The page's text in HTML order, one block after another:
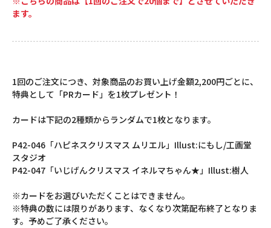
ます。
1回のご注文につき、対象商品のお買い上げ金額2,200円ごとに、
特典として「PRカード」を1枚プレゼント！
カードは下記の2種類からランダムで1枚となります。
P42-046「ハピネスクリスマス ムリエル」Illust:にもし/工画堂
スタジオ
P42-047「いじげんクリスマス イネルマちゃん★」Illust:樹人
※カードをお選びいただくことはできません。
※特典の数には限りがあります、なくなり次第配布終了となりま
す。予めご了承ください。